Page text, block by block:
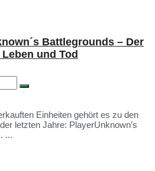
Battlegrounds – Der
und Tod
Einheiten gehört es zu den
letzten Jahre: PlayerUnknown’s
...